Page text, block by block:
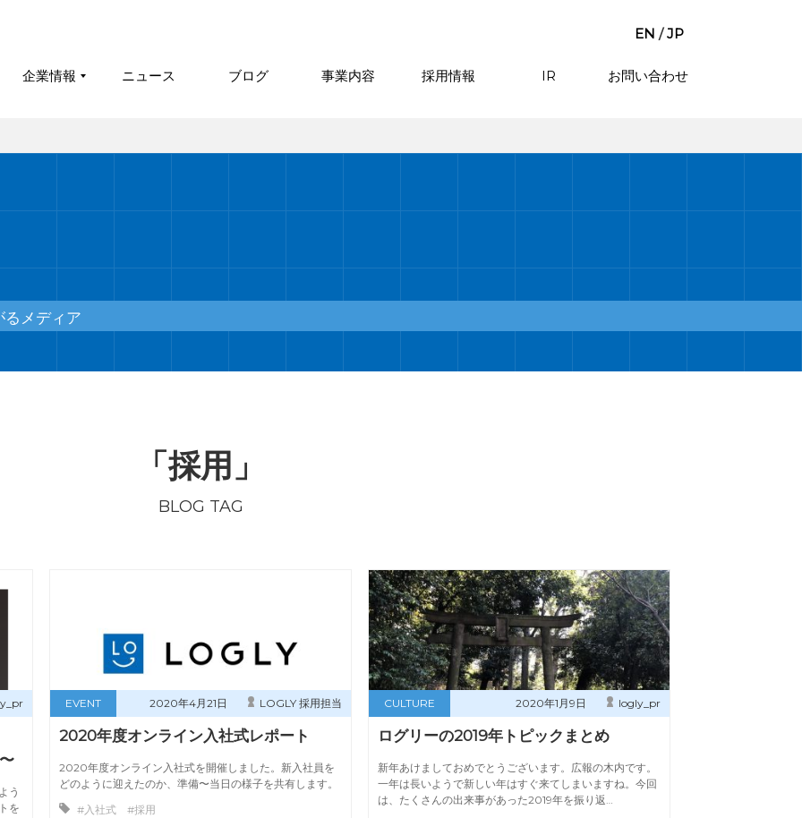
EN /JP
企業情報 ニュース ブログ 事業内容 採用情報 IR お問い合わせ
るメディア
「採用」
BLOG TAG
う
を
EVENT 2020年4月21日 LOGLY 採用担当
2020年度オンライン入社式レポート
2020年度オンライン入社式を開催しました。新入社員を
どのように迎えたのか、準備〜当日の様子を共有します。
#入社式 #採用
CULTURE 2020年1月9日 logly_pr
ログリーの2019年トピックまとめ
新年あけましておめでとうございます。広報の木内です。
一年は長いようで新しい年はすぐ来てしまいますね。今回
は、たくさんの出来事があった2019年を振り返…